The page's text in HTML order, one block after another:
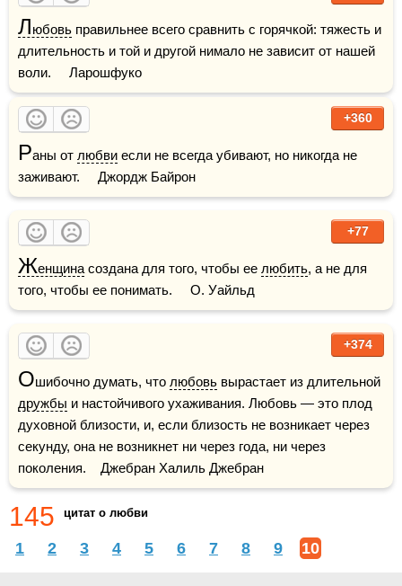
Любовь правильнее всего сравнить с горячкой: тяжесть и
длительность и той и другой нимало не зависит от нашей
воли.     Ларошфуко
+360
Раны от любви если не всегда убивают, но никогда не
заживают.     Джордж Байрон
+77
Женщина создана для того, чтобы ее любить, а не для
того, чтобы ее понимать.     О. Уайльд
+374
Ошибочно думать, что любовь
дружбы и настойчивого ухаживания. Любовь — это плод
духовной близости, и, если близость не возникает через
секунду, она не возникнет ни через года, ни через
поколения.    Джебран Халиль Джебран
145 цитат о любви
1 2 3 4 5 6 7 8 9 10